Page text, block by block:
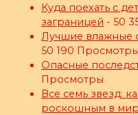
Куда поехать с
заграницей - 50
Лучшие влажные
50 190 Просмотры
Опасные
Просмотры
Все семь звезд:
роскошным в